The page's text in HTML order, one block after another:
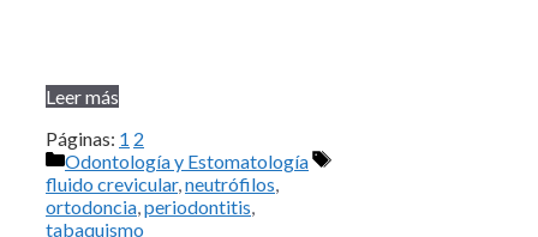
Leer más
Páginas: 1 2
Categorías
Odontología y Estomatología
Etiquetas
fluido crevicular, neutrófilos
ortodoncia periodontitis
tabaquismo